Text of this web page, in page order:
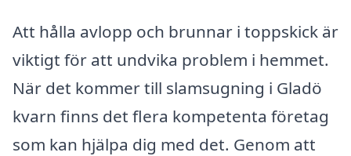
Att hålla avlopp och brunnar i toppskick är
viktigt för att undvika problem i hemmet.
När det kommer till slamsugning i Gladö
kvarn finns det flera kompetenta företag
som kan hjälpa dig med det. Genom att